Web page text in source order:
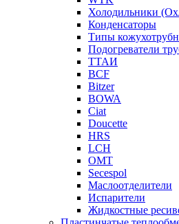
Холодильники
Конденсаторы
Типы
Подогреватели
ТТАИ
BCF
Bitzer
BOWA
Ciat
Doucette
HRS
LCH
OMT
Secespol
Маслоотделители
Испарители
Жидкостные